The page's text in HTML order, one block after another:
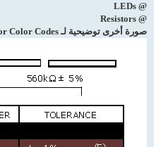
@ LEDs
@ Resistors
صورة أخرى توضيحية لـ Resistor Color Codes: